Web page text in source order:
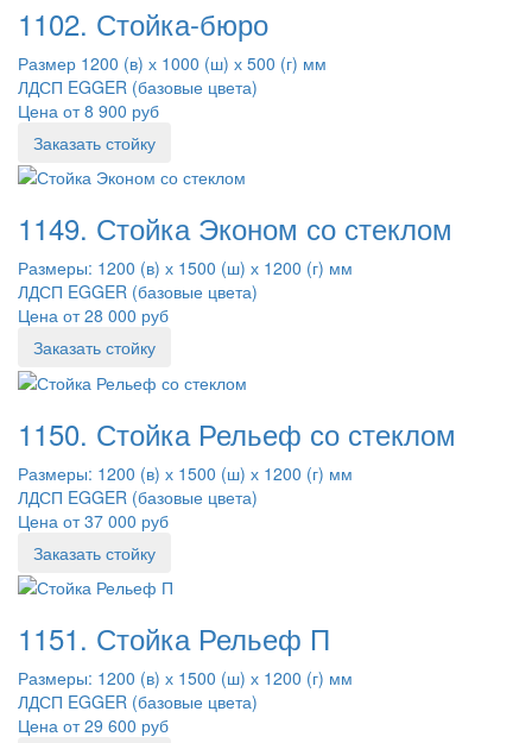
1102. Стойка-бюро
Размер 1200 (в) х 1000 (ш) х 500 (г) мм
ЛДСП EGGER (базовые цвета)
Цена от 8 900 руб
Заказать стойку
1149. Стойка Эконом со стеклом
Размеры: 1200 (в) х 1500 (ш) х 1200 (г) мм
ЛДСП EGGER (базовые цвета)
Цена от 28 000 руб
Заказать стойку
1150. Стойка Рельеф со стеклом
Размеры: 1200 (в) х 1500 (ш) х 1200 (г) мм
ЛДСП EGGER (базовые цвета)
Цена от 37 000 руб
Заказать стойку
1151. Стойка Рельеф П
Размеры: 1200 (в) х 1500 (ш) х 1200 (г) мм
ЛДСП EGGER (базовые цвета)
Цена от 29 600 руб